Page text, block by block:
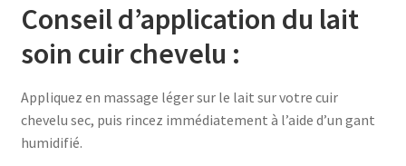
Conseil d’application du lait
soin cuir chevelu :
Appliquez en massage léger sur le lait sur votre cuir
chevelu sec, puis rincez immédiatement à l’aide d’un gant
humidifié.